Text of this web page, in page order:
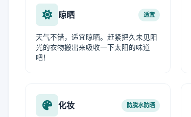
晾晒 适宜
天气不错，适宜晾晒。赶紧把久未见阳
光的衣物搬出来吸收一下太阳的味道
吧！
化妆 防脱水防晒